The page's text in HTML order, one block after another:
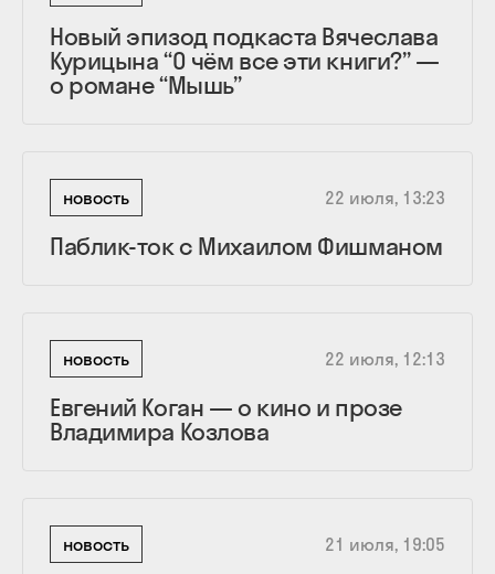
Новый эпизод подкаста Вячеслава
Курицына “О чём все эти книги?” —
о романе “Мышь”
новость 22 июля, 13:23
Паблик-ток с Михаилом Фишманом
новость 22 июля, 12:13
Евгений Коган — о кино и прозе
Владимира Козлова
новость 21 июля, 19:05